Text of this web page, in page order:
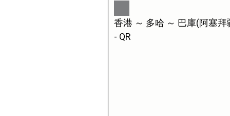
香港 ～ 多哈 ～ 巴庫(阿塞拜
- QR